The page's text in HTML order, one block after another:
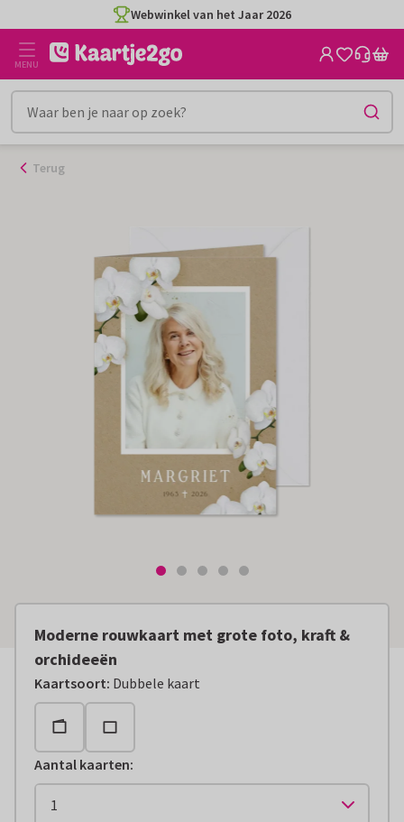
naar
inhoud
Webwinkel van het Jaar 2026
MENU
Terug
Moderne rouwkaart met grote foto, kraft &
orchideeën
Kaartsoort: Dubbele kaart
Aantal kaarten: